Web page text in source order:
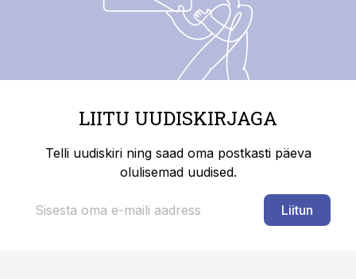
LIITU UUDISKIRJAGA
Telli uudiskiri ning saad oma postkasti päeva
olulisemad uudised.
Liitun